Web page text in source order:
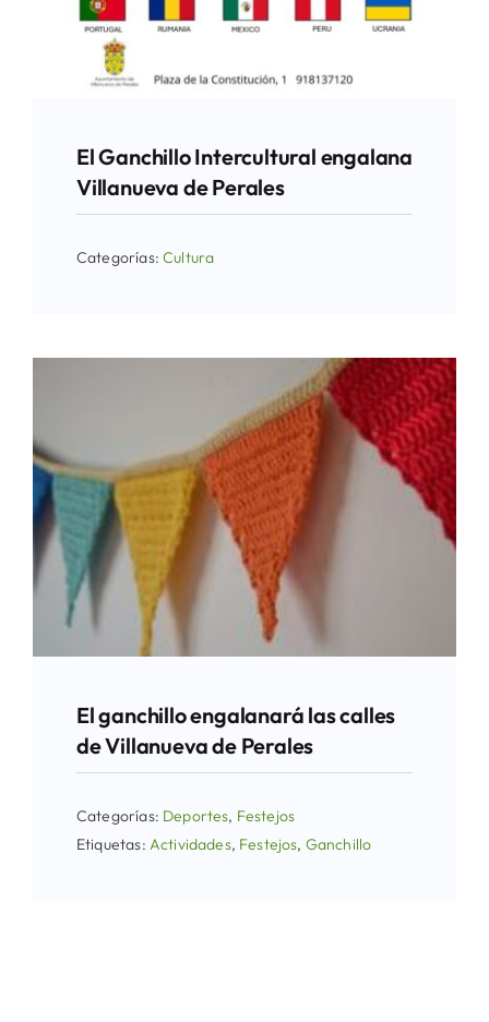
El Ganchillo Intercultural engalana
Villanueva de Perales
Categorías:Cultura
El ganchillo engalanará las calles
de Villanueva de Perales
Categorías: Deportes, Festejos
Etiquetas: Actividades, Festejos, Ganchillo